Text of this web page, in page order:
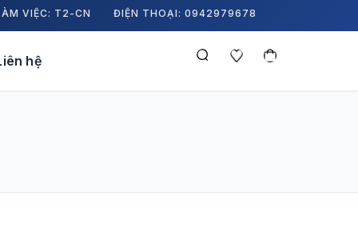
VIỆC: T2-CN ĐIỆN THOẠI: 0942979678
hệ